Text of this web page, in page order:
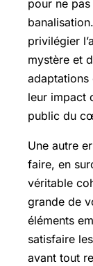
pour ne
privilégier
mystère et
adaptations
leur impact
public du
Une autre
faire, en
véritable
grande de
éléments
satisfaire
avant tout